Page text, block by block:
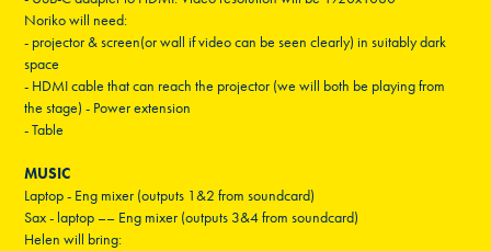
Noriko will need:
- projector & screen(or wall if video can be seen clearly) in suitably dark
space
- HDMI cable that can reach the projector (we will both be playing from
the stage) - Power extension
- Table
MUSIC
Laptop - Eng mixer (outputs 1&2 from soundcard)
Sax - laptop –– Eng mixer (outputs 3&4 from soundcard)
Helen will bring: